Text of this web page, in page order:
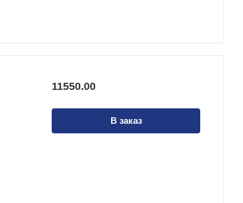
11550.00
В заказ